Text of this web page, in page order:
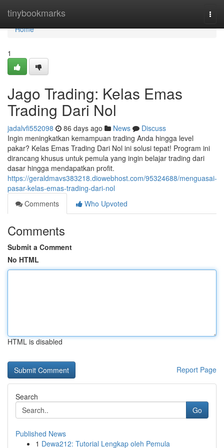
tinybookmarks
Home
Home
1
Jago Trading: Kelas Emas
Trading Dari Nol
jadalvfi552098 86 days ago News
Discuss
Ingin meningkatkan kemampuan trading Anda hingga level
pakar? Kelas Emas Trading Dari Nol ini solusi tepat! Program ini
dirancang khusus untuk pemula yang ingin belajar trading dari
dasar hingga mendapatkan profit.
https://geraldmavs383218.diowebhost.com/95324688/menguasai-
pasar-kelas-emas-trading-dari-nol
Comments
Who Upvoted
Comments
Submit a Comment
No HTML
HTML is disabled
Report Page
Search
Go
Published News
1 Dewa212: Tutorial Lengkap oleh Pemula